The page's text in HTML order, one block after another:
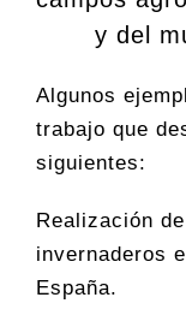
y del
Algunos
trabajo que
siguientes:
Realización de
invernaderos
España.